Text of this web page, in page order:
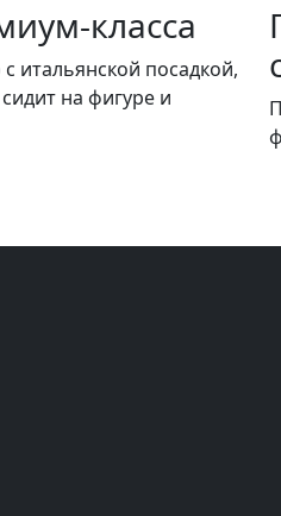
класса
итальянской посадкой,
на фигуре и